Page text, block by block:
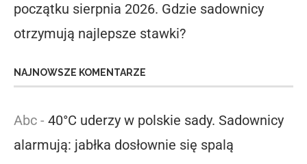
początku sierpnia 2026. Gdzie sadownicy
otrzymują najlepsze stawki?
NAJNOWSZE KOMENTARZE
Abc - 40°C uderzy w polskie sady. Sadownicy
alarmują: jabłka dosłownie się spalą